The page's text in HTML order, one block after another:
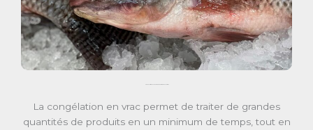
La congélation en vrac permet de traiter de grandes
quantités de produits en un minimum de temps, tout en